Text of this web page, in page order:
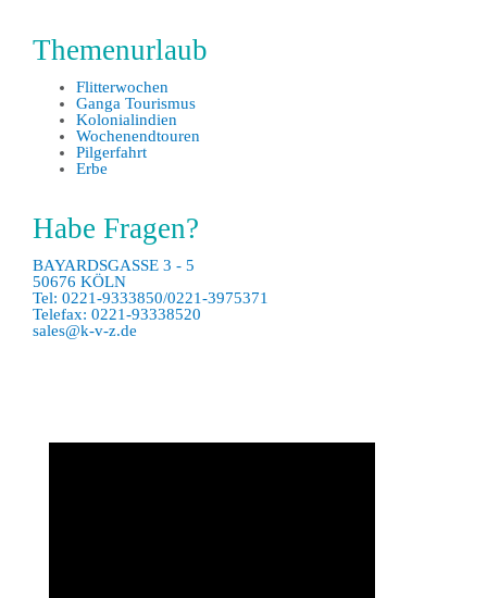
Themenurlaub
Flitterwochen
Ganga Tourismus
Kolonialindien
Wochenendtouren
Pilgerfahrt
Erbe
Habe Fragen?
BAYARDSGASSE 3 - 5
50676 KÖLN
Tel: 0221-9333850/0221-3975371
Telefax: 0221-93338520
sales@k-v-z.de